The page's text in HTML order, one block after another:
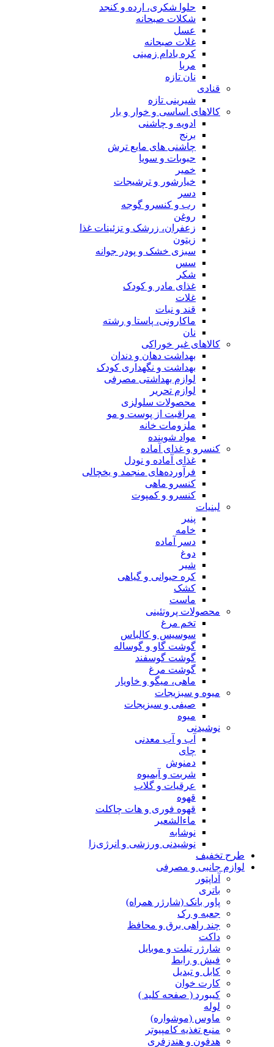
حلوا شکری، ارده و کنجد
شکلات صبحانه
عسل
غلات صبحانه
کره بادام زمینی
مربا
نان تازه
قنادی
شیرینی تازه
کالاهای اساسی و خوار و بار
ادویه و چاشنی
برنج
چاشنی های مایع ترش
حبوبات و سویا
خمیر
خیارشور و ترشیجات
دسر
رب و کنسرو گوجه
روغن
زعفران، زرشک و تزئینات غذا
زیتون
سبزی خشک و پودر جوانه
سس
شکر
غذای مادر و کودک
غلات
قند و نبات
ماکارونی، پاستا و رشته
نان
کالاهای غیر خوراکی
بهداشت دهان و دندان
بهداشت و نگهداری کودک
لوازم بهداشتی مصرفی
لوازم تحریر
محصولات سلولزی
مراقبت از پوست و مو
ملزومات خانه
مواد شوینده
کنسرو و غذای آماده
غذای آماده و نودل
فرآورده‌های منجمد و یخچالی
کنسرو ماهی
کنسرو و کمپوت
لبنیات
پنیر
خامه
دسر آماده
دوغ
شیر
کره حیوانی و گیاهی
کشک
ماست
محصولات پروتئینی
تخم مرغ
سوسیس و کالباس
گوشت گاو و گوساله
گوشت گوسفند
گوشت مرغ
ماهی، میگو و خاویار
میوه و سبزیجات
صیفی و سبزیجات
میوه
نوشیدنی
آب و آب معدنی
چای
دمنوش
شربت و آبمیوه
عرقیات و گلاب
قهوه
قهوه فوری و هات چاکلت
ماءالشعیر
نوشابه
نوشیدنی ورزشی و انرژی‌زا
طرح تخفیف
لوازم جانبی و مصرفی
آداپتور
باتری
پاور بانک (شارژر همراه)
جعبه و رک
چند راهی برق و محافظ
داکت
شارژر تبلت و موبایل
فیش و رابط
کابل و تبدیل
کارت خوان
کیبورد ( صفحه کلید )
لوله
ماوس (موشواره)
منبع تغذیه کامپیوتر
هدفون و هندزفری